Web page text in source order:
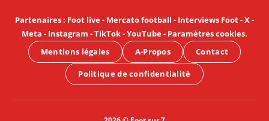
Partenaires: Foot live- Mercato football - Interviews Foot-X-
Meta - Instagram -TikTok-YouTube- Paramètres cookies.
Mentions légales
A-Propos Contact
Politique de confidentialité